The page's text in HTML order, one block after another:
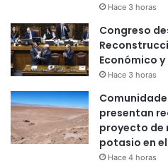
Hace 3 horas
Congreso
Económico
Hace 3 horas
presentan
proyecto de
potasio en
Hace 4 horas